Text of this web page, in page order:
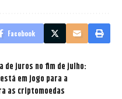
Facebook
de juros no fim de julho:
em jogo para a
as criptomoedas